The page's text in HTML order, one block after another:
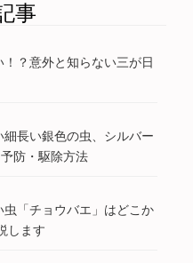
事
？意外と知らない三が日
長い銀色の虫、シルバー
防・駆除方法
虫「チョウバエ」はどこか
します